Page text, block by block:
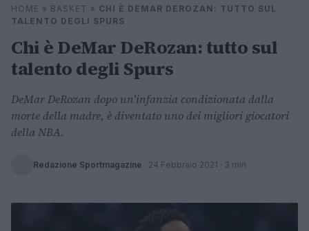
Cerca
⌕
HOME » BASKET » CHI È DEMAR DEROZAN: TUTTO SUL
TALENTO DEGLI SPURS
Chi è DeMar DeRozan: tutto sul
talento degli Spurs
DeMar DeRozan dopo un'infanzia condizionata dalla
morte della madre, è diventato uno dei migliori giocatori
della NBA.
Redazione Sportmagazine · 24 Febbraio 2021 · 3 min